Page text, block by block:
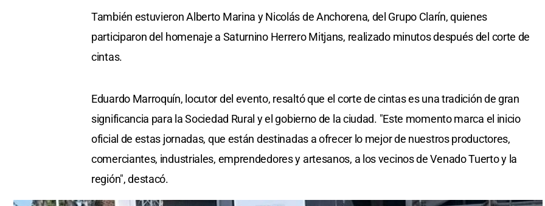
También estuvieron Alberto Marina y Nicolás de Anchorena, del Grupo Clarín, quienes
participaron del homenaje a Saturnino Herrero Mitjans, realizado minutos después del corte de
cintas.
Eduardo Marroquín, locutor del evento, resaltó que el corte de cintas es una tradición de gran
significancia para la Sociedad Rural y el gobierno de la ciudad. "Este momento marca el inicio
oficial de estas jornadas, que están destinadas a ofrecer lo mejor de nuestros productores,
comerciantes, industriales, emprendedores y artesanos, a los vecinos de Venado Tuerto y la
región", destacó.